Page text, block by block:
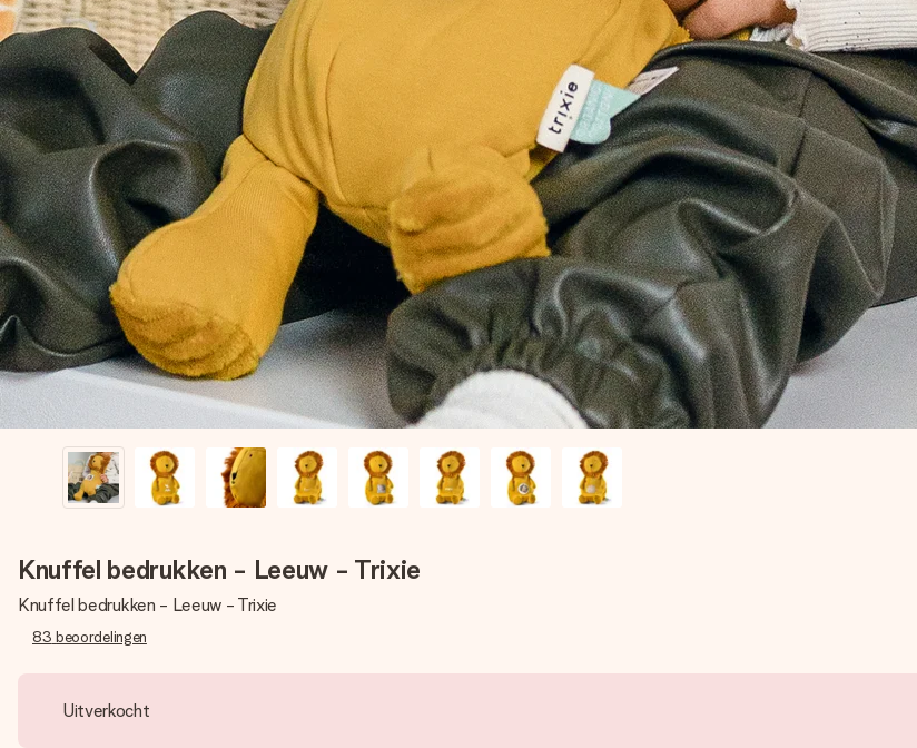
Knuffel bedrukken - Leeuw - Trixie
Knuffel bedrukken - Leeuw - Trixie
83 beoordelingen
Uitverkocht